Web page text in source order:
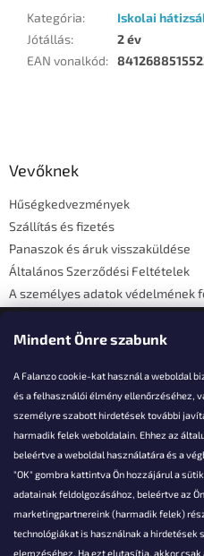
Mindent Önre szabunk
A Falanzo cookie-kat használ a weboldal
és a felhasználói élmény ellenőrzéséhez,
személyre szabott hirdetések további
harmadik felek weboldalain. Ehhez az
beleértve a weboldal használatára és a
"OK" gombra kattintva Ön hozzájárul a
adatainak feldolgozásához, beleértve az
marketingpartnereink (harmadik felek)
technológiákat is használnak a hirdetések
elemzéséhez. Ha ezt elutasítja, akkor
Kategória:
Iskolai
Jótállás:
2 év
EAN vonalkód:
Vevőknek
Hűségkedvezmények
Szállítás és fizetés
Panaszok és áruk visszaküldése
Általános Szerződési Feltételek
A személyes adatok védelmének
Elérhetőségi adatok
Akarsz kérdezni valamit?
info@falanzo.hu